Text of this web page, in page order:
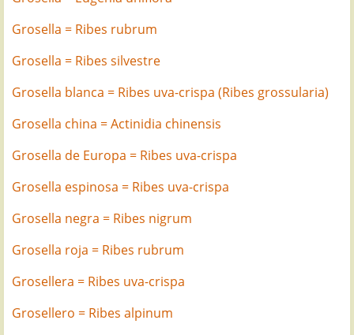
Grosella = Ribes rubrum
Grosella = Ribes silvestre
Grosella blanca = Ribes uva-crispa (Ribes grossularia)
Grosella china = Actinidia chinensis
Grosella de Europa = Ribes uva-crispa
Grosella espinosa = Ribes uva-crispa
Grosella negra = Ribes nigrum
Grosella roja = Ribes rubrum
Grosellera = Ribes uva-crispa
Grosellero = Ribes alpinum